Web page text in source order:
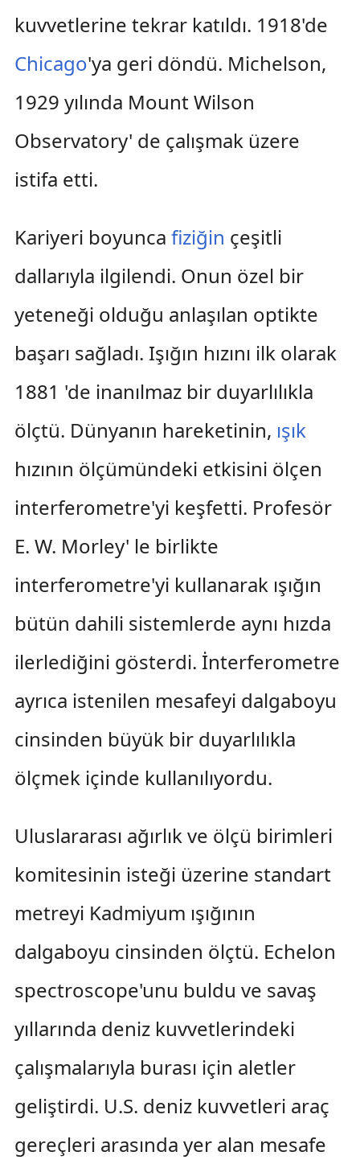
kuvvetlerine tekrar katıldı. 1918'de
Chicago'ya geri döndü. Michelson,
1929 yılında Mount Wilson
Observatory' de çalışmak üzere
istifa etti.
Kariyeri boyunca fiziğin çeşitli
dallarıyla ilgilendi. Onun özel bir
yeteneği olduğu anlaşılan optikte
başarı sağladı. Işığın hızını ilk olarak
1881 'de inanılmaz bir duyarlılıkla
ölçtü. Dünyanın hareketinin, ışık
hızının ölçümündeki etkisini ölçen
interferometre'yi keşfetti. Profesör
E. W. Morley' le birlikte
interferometre'yi kullanarak ışığın
bütün dahili sistemlerde aynı hızda
ilerlediğini gösterdi. İnterferometre
ayrıca istenilen mesafeyi dalgaboyu
cinsinden büyük bir duyarlılıkla
ölçmek içinde kullanılıyordu.
Uluslararası ağırlık ve ölçü birimleri
komitesinin isteği üzerine standart
metreyi Kadmiyum ışığının
dalgaboyu cinsinden ölçtü. Echelon
spectroscope'unu buldu ve savaş
yıllarında deniz kuvvetlerindeki
çalışmalarıyla burası için aletler
geliştirdi. U.S. deniz kuvvetleri araç
gereçleri arasında yer alan mesafe